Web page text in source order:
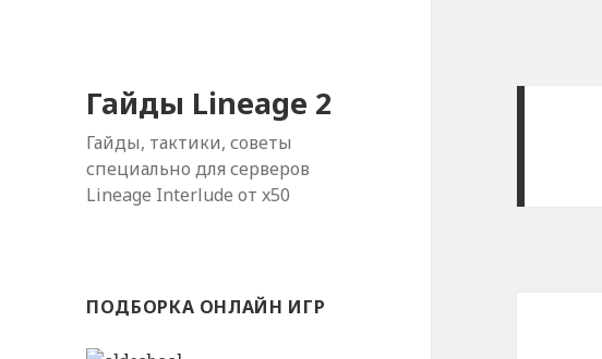
Гайды Lineage 2
Гайды, тактики, советы
специально для серверов
Lineage Interlude от x50
ПОДБОРКА ОНЛАЙН ИГР